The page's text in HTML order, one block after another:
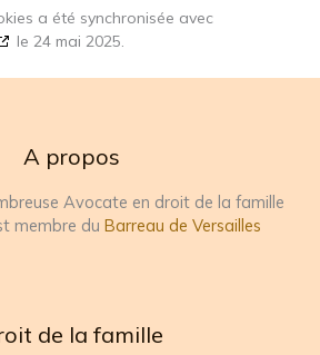
a été synchronisée avec
le 24 mai 2025.
A propos
Avocate en droit de la famille
membre du Barreau de Versailles
de la famille